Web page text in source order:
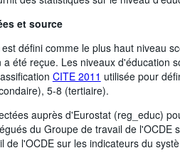
et source
défini comme le plus haut niveau
été reçue. Les niveaux d'éducation
CITE 2011 utilisée pour
5-8 (tertiaire).
auprès d'Eurostat (reg_educ)
du Groupe de travail de l'OCDE
de l'OCDE sur les indicateurs du